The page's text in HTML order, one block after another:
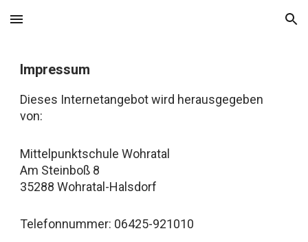
Skip to main content Skip to navigation
Impressum
Dieses Internetangebot wird herausgegeben
von:
Mittelpunktschule Wohratal
Am Steinboß 8
35288 Wohratal-Halsdorf
Telefonnummer: 06425-921010